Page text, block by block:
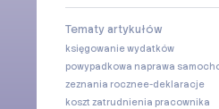
Tematy artykułów
księgowanie wydatków
powypadkowa naprawa
zeznania rocznee-deklaracje
koszt zatrudnienia pracownika